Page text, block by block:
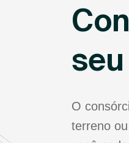
O
terreno